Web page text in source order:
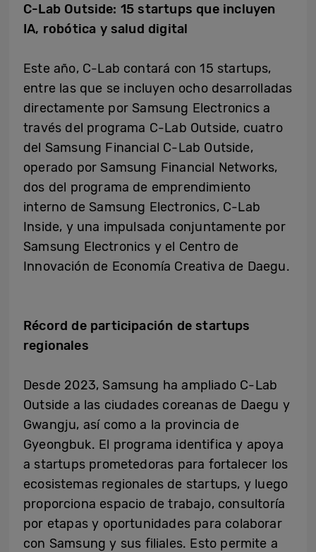
C-Lab Outside: 15 startups que incluyen
IA, robótica y salud digital
Este año, C-Lab contará con 15 startups,
entre las que se incluyen ocho desarrolladas
directamente por Samsung Electronics a
través del programa C-Lab Outside, cuatro
del Samsung Financial C-Lab Outside,
operado por Samsung Financial Networks,
dos del programa de emprendimiento
interno de Samsung Electronics, C-Lab
Inside, y una impulsada conjuntamente por
Samsung Electronics y el Centro de
Innovación de Economía Creativa de Daegu.
Récord de participación de startups
regionales
Desde 2023, Samsung ha ampliado C-Lab
Outside a las ciudades coreanas de Daegu y
Gwangju, así como a la provincia de
Gyeongbuk. El programa identifica y apoya
a startups prometedoras para fortalecer los
ecosistemas regionales de startups, y luego
proporciona espacio de trabajo, consultoría
por etapas y oportunidades para colaborar
con Samsung y sus filiales. Esto permite a